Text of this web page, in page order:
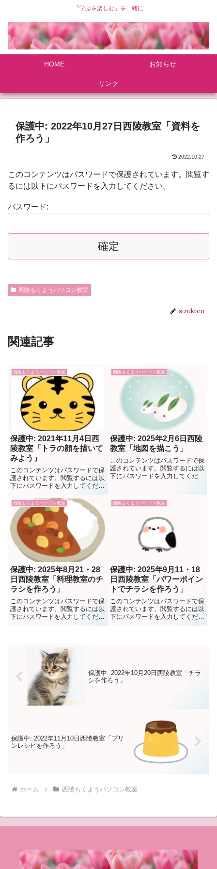
「学ぶを楽しむ」を一緒に
HOME お知らせ
リンク
保護中: 2022年10月27日西陵教室「資料を
作ろう」
2022.10.27
このコンテンツはパスワードで保護されています。閲覧す
るには以下にパスワードを入力してください。
パスワード:
西陵もくようパソコン教室
sizukoro
関連記事
西陵もくようパソコン教室
保護中: 2021年11月4日西
陵教室「トラの顔を描いて
みよう」
このコンテンツはパスワードで保
護されています。閲覧するには以
下にパスワードを入力してくださ
西陵もくようパソコン教室
保護中: 2025年2月6日西陵
教室「地図を描こう」
このコンテンツはパスワードで保
護されています。閲覧するには以
下にパスワードを入力してくださ
西陵もくようパソコン教室
保護中: 2025年8月21・28
日西陵教室「料理教室のチ
ラシを作ろう」
このコンテンツはパスワードで保
護されています。閲覧するには以
下にパスワードを入力してくださ
西陵もくようパソコン教室
保護中: 2025年9月11・18
日西陵教室「パワーポイン
トでチラシを作ろう」
このコンテンツはパスワードで保
護されています。閲覧するには以
下にパスワードを入力してくださ
保護中: 2022年10月20日西陵教室「チラ
シを作ろう」
保護中: 2022年11月10日西陵教室「プリ
ンレシピを作ろう」
ホーム 西陵もくようパソコン教室